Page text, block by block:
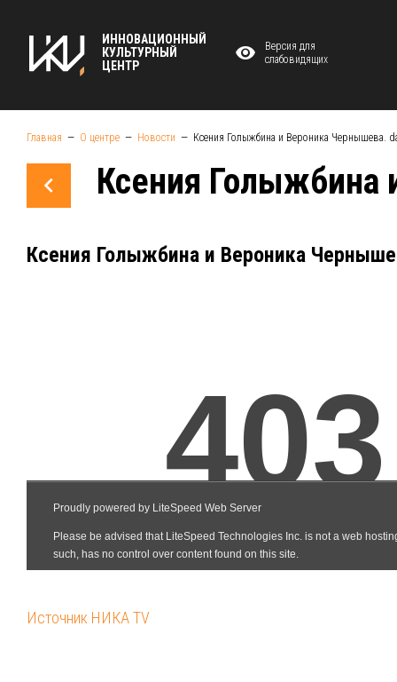
ИННОВАЦИОННЫЙ
КУЛЬТУРНЫЙ
ЦЕНТР
Версия для
слабовидящих
Главная О центре Новости Ксения Голыжбина и Вероника Чернышева.
Ксения Голыжбина
Ксения Голыжбина и Вероника
Источник НИКА TV